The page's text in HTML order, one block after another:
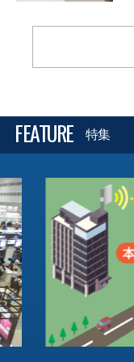
FEATURE 特集